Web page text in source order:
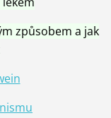
způsobem a jak